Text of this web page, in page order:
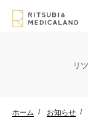
リ
ホーム
お知らせ